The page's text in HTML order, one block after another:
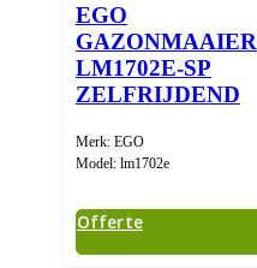
EGO
GAZONMAAIER
LM1702E-SP
ZELFRIJDEND
Merk: EGO
Model: lm1702e
Offerte